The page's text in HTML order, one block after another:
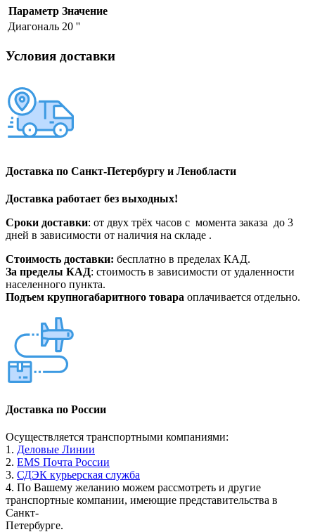
Параметр Значение
Диагональ 20 ''
Условия доставки
Доставка по Санкт-Петербургу и Ленобласти
Доставка работает без выходных!
Сроки доставки: от двух трёх часов с момента заказа до 3
дней в зависимости от наличия на складе .
Стоимость доставки: бесплатно в пределах КАД.
За пределы КАД: стоимость в зависимости от удаленности
населенного пункта.
Подъем крупногабаритного товара оплачивается отдельно.
Доставка по России
Осуществляется транспортными компаниями:
1. Деловые Линии
2. EMS Почта России
3. СДЭК курьерская служба
4. По Вашему желанию можем рассмотреть и другие
транспортные компании, имеющие представительства в
Санкт-
Петербурге.